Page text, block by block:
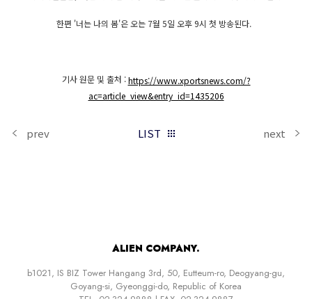
한편 '너는 나의 봄'은 오는 7월 5일 오후 9시 첫 방송된다.
기사 원문 및 출처 :https://www.xportsnews.com/?
ac=article_view&entry_id=1435206
prev LIST next
ALIEN COMPANY.
b1021, IS BIZ Tower Hangang 3rd, 50, Eutteum-ro, Deogyang-gu,
Goyang-si, Gyeonggi-do, Republic of Korea